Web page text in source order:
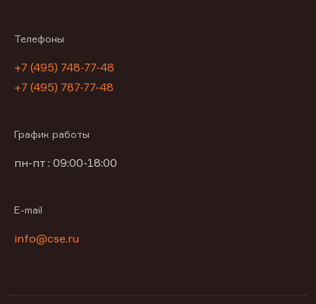
Телефоны
+7 (495) 748-77-48
+7 (495) 787-77-48
График работы
пн-пт : 09:00-18:00
E-mail
info@cse.ru